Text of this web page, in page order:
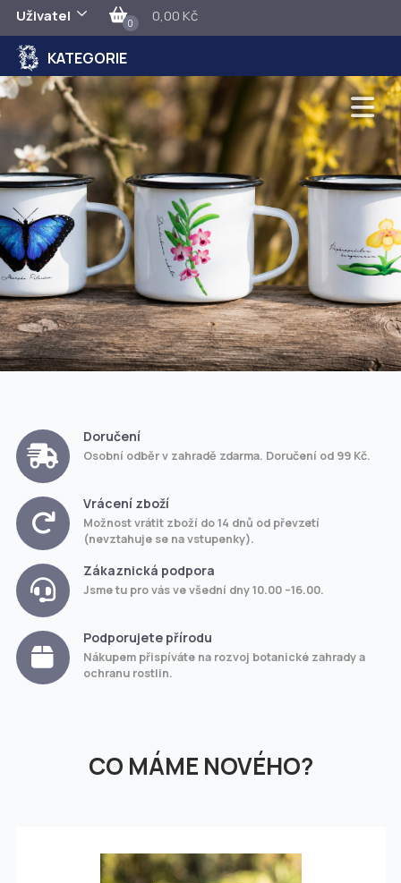
Uživatel 0 0,00 Kč
KATEGORIE
Doručení
Osobní odběr v zahradě zdarma. Doručení od 99 Kč.
Vrácení zboží
Možnost vrátit zboží do 14 dnů od převzetí
(nevztahuje se na vstupenky).
Zákaznická podpora
Jsme tu pro vás ve všední dny 10.00 –16.00.
Podporujete přírodu
Nákupem přispíváte na rozvoj botanické zahrady a
ochranu rostlin.
CO MÁME NOVÉHO?